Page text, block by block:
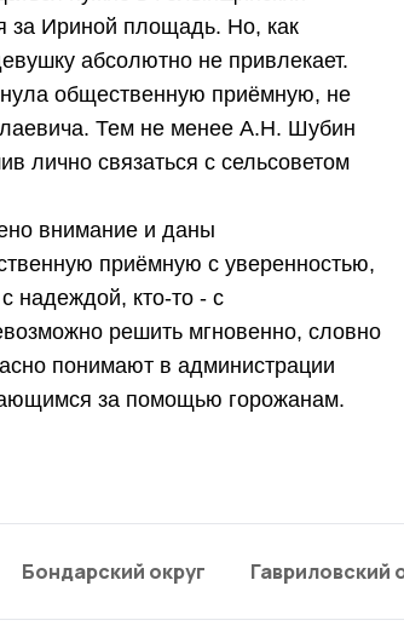
за Ириной площадь. Но, как
абсолютно не привлекает.
общественную приёмную, не
Тем не менее А.Н. Шубин
лично связаться с сельсоветом
внимание и даны
приёмную с уверенностью,
надеждой, кто-то - с
решить мгновенно, словно
понимают в администрации
за помощью горожанам.
Бондарский округ Гавриловский